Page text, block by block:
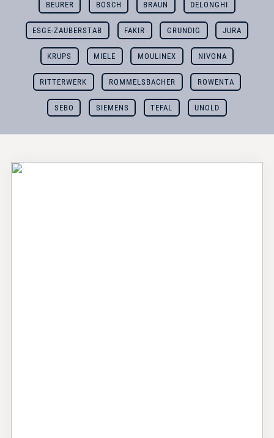
BEURER BOSCH BRAUN DELONGHI
ESGE-ZAUBERSTAB FAKIR GRUNDIG JURA
KRUPS MIELE MOULINEX NIVONA
RITTERWERK ROMMELSBACHER ROWENTA
SEBO SIEMENS TEFAL UNOLD